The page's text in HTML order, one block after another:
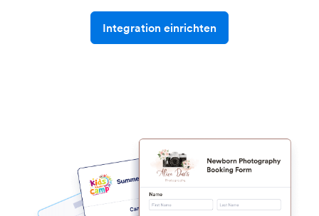
Integration einrichten